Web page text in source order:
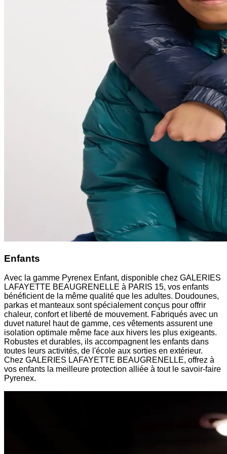
Enfants
Avec la gamme Pyrenex Enfant, disponible chez GALERIES
LAFAYETTE BEAUGRENELLE à PARIS 15, vos enfants
bénéficient de la même qualité que les adultes. Doudounes,
parkas et manteaux sont spécialement conçus pour offrir
chaleur, confort et liberté de mouvement. Fabriqués avec un
duvet naturel haut de gamme, ces vêtements assurent une
isolation optimale même face aux hivers les plus exigeants.
Robustes et durables, ils accompagnent les enfants dans
toutes leurs activités, de l'école aux sorties en extérieur.
Chez GALERIES LAFAYETTE BEAUGRENELLE, offrez à
vos enfants la meilleure protection alliée à tout le savoir-faire
Pyrenex.